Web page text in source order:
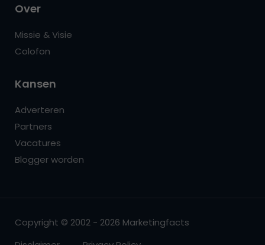
Over
Missie & Visie
Colofon
Kansen
Adverteren
Partners
Vacatures
Blogger worden
Copyright © 2002 - 2026 Marketingfacts